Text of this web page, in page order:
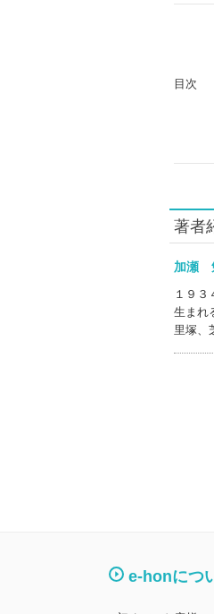
目次
著者
加瀬
１９３
生まれ
里塚、
e-honにつ